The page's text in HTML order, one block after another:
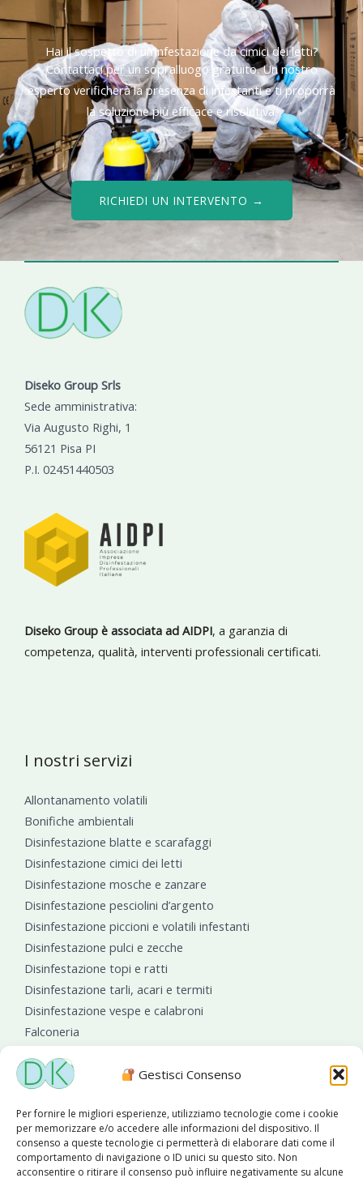
Gestisci Consenso
Per fornire le migliori esperienze, utilizziamo tecnologie come i cookie
per memorizzare e/o accedere alle informazioni del dispositivo. Il
consenso a queste tecnologie ci permetterà di elaborare dati come il
comportamento di navigazione o ID unici su questo sito. Non
acconsentire o ritirare il consenso può influire negativamente su alcune
Hai il sospetto di un’infestazione da cimici dei letti?
Contattaci per un sopralluogo gratuito. Un nostro
esperto verificherà la presenza di infestanti e ti proporrà
la soluzione più efficace e risolutiva.
RICHIEDI UN INTERVENTO →
Diseko Group Srls
Sede amministrativa:
Via Augusto Righi, 1
56121 Pisa PI
P.I. 02451440503
Diseko Group è associata ad AIDPI, a garanzia di
competenza, qualità, interventi professionali certificati.
I nostri servizi
Allontanamento volatili
Bonifiche ambientali
Disinfestazione blatte e scarafaggi
Disinfestazione cimici dei letti
Disinfestazione mosche e zanzare
Disinfestazione pesciolini d’argento
Disinfestazione piccioni e volatili infestanti
Disinfestazione pulci e zecche
Disinfestazione topi e ratti
Disinfestazione tarli, acari e termiti
Disinfestazione vespe e calabroni
Falconeria